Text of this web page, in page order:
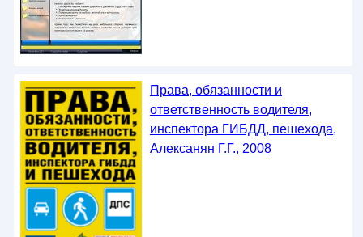
Права, обязанности и
ответственность водителя,
инспектора ГИБДД, пешехода,
Алексанян Г.Г., 2008